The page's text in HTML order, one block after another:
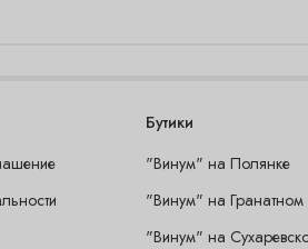
Бутики
"Винум" на Полянке
"Винум" на Гранатном
"Винум" на